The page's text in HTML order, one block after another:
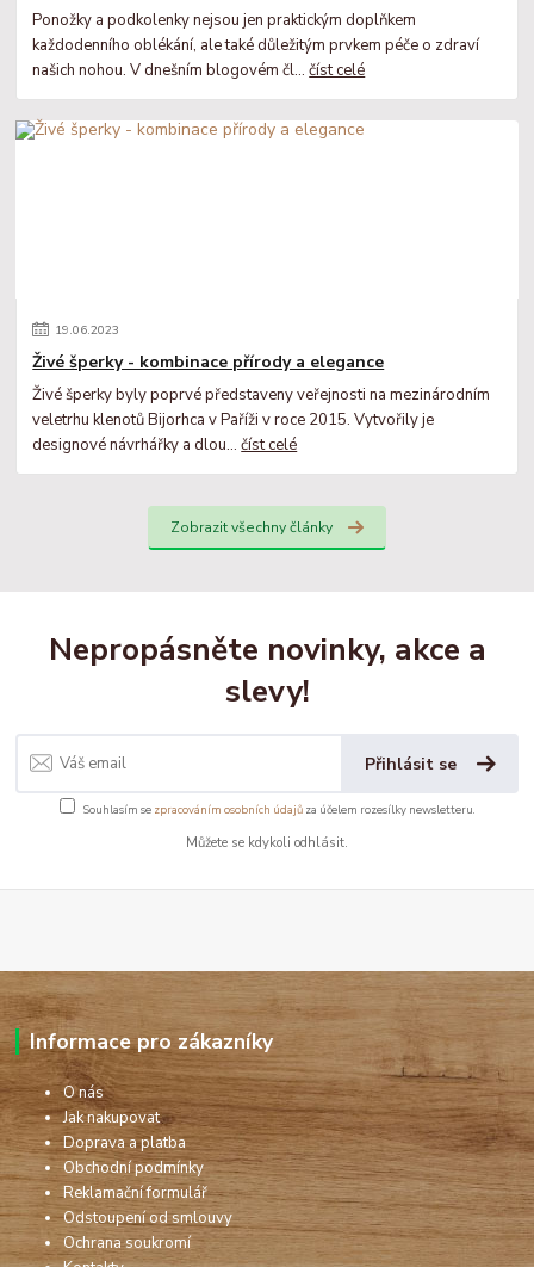
Ponožky a podkolenky nejsou jen praktickým doplňkem
každodenního oblékání, ale také důležitým prvkem péče o zdraví
našich nohou. V dnešním blogovém čl...číst celé
19.06.2023
Živé šperky - kombinace přírody a elegance
Živé šperky byly poprvé představeny veřejnosti na mezinárodním
veletrhu klenotů Bijorhca v Paříži v roce 2015. Vytvořily je
designové návrhářky a dlou...číst celé
Zobrazit všechny články
Nepropásněte novinky, akce a
slevy!
Přihlásit se
Souhlasím se zpracováním osobních údajůza účelem rozesílky newsletteru.
Můžete se kdykoli odhlásit.
Informace pro zákazníky
O nás
Jak nakupovat
Doprava a platba
Obchodní podmínky
Reklamační formulář
Odstoupení od smlouvy
Ochrana soukromí